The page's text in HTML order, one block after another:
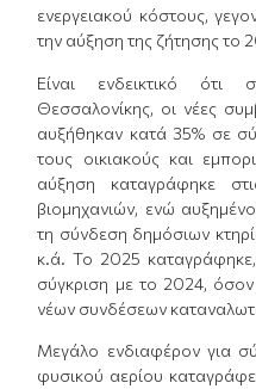
ενεργειακού κόστους,
την αύξηση της ζήτησης το
Είναι ενδεικτικό ότι
Θεσσαλονίκης, οι νέες
αυξήθηκαν κατά 35% σε
τους οικιακούς και
αύξηση καταγράφηκε
βιομηχανιών, ενώ
τη σύνδεση δημόσιων
κ.ά. Το 2025
σύγκριση με το 2024,
νέων συνδέσεων
Μεγάλο ενδιαφέρον για
φυσικού αερίου